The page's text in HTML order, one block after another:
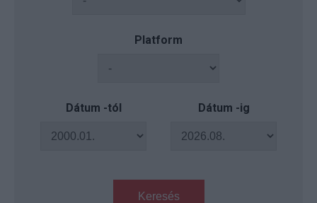
Platform
Dátum -tól Dátum -ig
Keresés